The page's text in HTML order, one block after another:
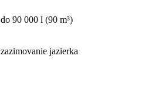
do 90 000 l (90 m³)
zazimovanie jazierka